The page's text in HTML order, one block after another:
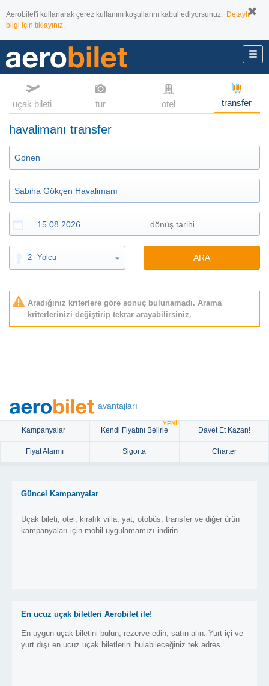
Aerobilet'i kullanarak çerez kullanım koşullarını kabul ediyorsunuz. Detaylı
bilgi için tıklayınız.
uçak bileti tur otel transfer
havalimanı transfer
2 Yolcu ARA
Aradığınız kriterlere göre sonuç bulunamadı. Arama
kriterlerinizi değiştirip tekrar arayabilirsiniz.
avantajları
Kampanyalar Kendi Fiyatını Belirle
YENİ!
Davet Et Kazan!
Fiyat Alarmı Sigorta Charter
Güncel Kampanyalar
Uçak bileti, otel, kiralık villa, yat, otobüs, transfer ve diğer ürün
kampanyaları için mobil uygulamamızı indirin.
En ucuz uçak biletleri Aerobilet ile!
En uygun uçak biletini bulun, rezerve edin, satın alın. Yurt içi ve
yurt dışı en ucuz uçak biletlerini bulabileceğiniz tek adres.